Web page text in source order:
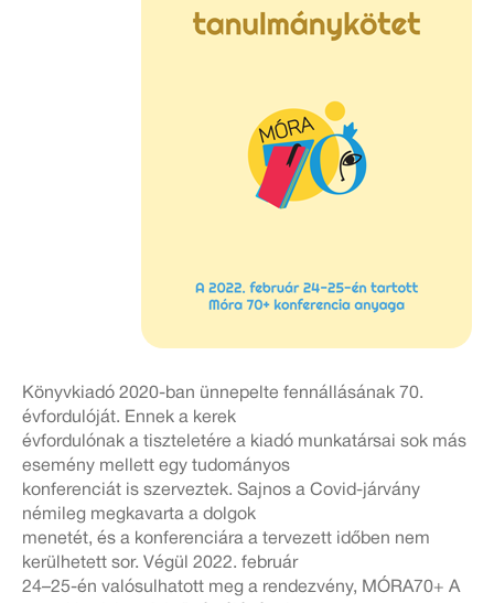
Könyvkiadó 2020-ban ünnepelte fennállásának 70.
évfordulóját. Ennek a kerek
évfordulónak a tiszteletére a kiadó munkatársai sok más
esemény mellett egy tudományos
konferenciát is szerveztek. Sajnos a Covid-járvány
némileg megkavarta a dolgok
menetét, és a konferenciára a tervezett időben nem
kerülhetett sor. Végül 2022. február
24–25-én valósulhatott meg a rendezvény, MÓRA70+ A